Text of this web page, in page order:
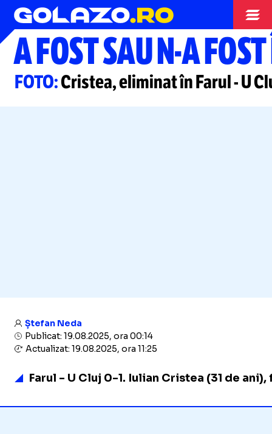
Superliga
A FOST SAUN-A
FOTO:Cristea, eliminat în Farul-U
Ștefan Neda
Publicat: 19.08.2025, ora 00:14
Actualizat: 19.08.2025, ora 11:25
Farul - U Cluj 0-1. Iulian Cristea (31 de